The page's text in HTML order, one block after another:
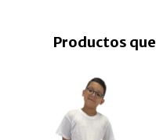
Productos